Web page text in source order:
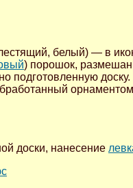
белый) — в
) порошок,
подготовленную
доски, нанесение